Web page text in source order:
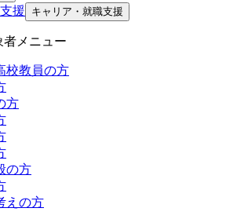
援 キャリア・就職支援
校教員の方
方
の方
えの方